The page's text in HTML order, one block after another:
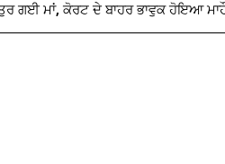
ਗਈ ਮਾਂ, ਕੋਰਟ ਦੇ ਬਾਹਰ ਭਾਵੁਕ ਹੋਇਆ